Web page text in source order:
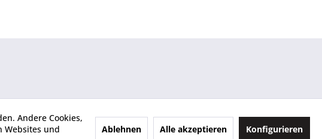
Andere Cookies,
Websites und
Ablehnen Alle akzeptieren Konfigurieren